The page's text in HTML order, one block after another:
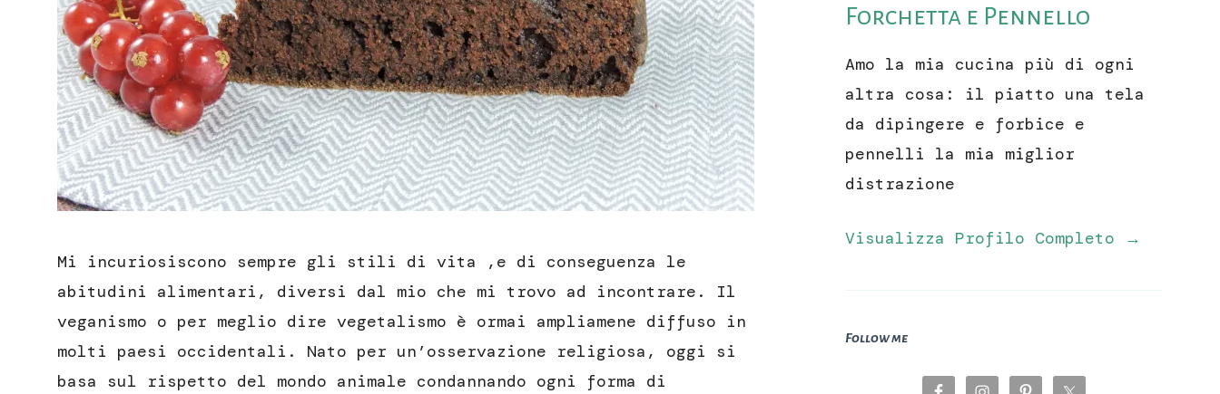
Mi incuriosiscono sempre gli stili di vita ,e di conseguenza le
abitudini alimentari, diversi dal mio che mi trovo ad incontrare. Il
veganismo o per meglio dire vegetalismo è ormai ampliamene diffuso in
molti paesi occidentali. Nato per un’osservazione religiosa, oggi si
basa sul rispetto del mondo animale condannando ogni forma di
Forchetta e Pennello
Amo la mia cucina più di ogni
altra cosa: il piatto una tela
da dipingere e forbice e
pennelli la mia miglior
distrazione
Visualizza Profilo Completo →
Follow me